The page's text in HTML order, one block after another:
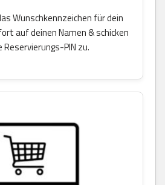
Wunschkennzeichen für dein
auf deinen Namen & schicken
Reservierungs-PIN zu.